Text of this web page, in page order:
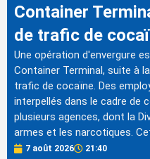
Container
de trafic de
Une opération d'envergure
Container Terminal, suite à
trafic de cocaïne. Des
interpellés dans le cadre de
plusieurs agences, dont la
armes et les narcotiques.
7 août 2026 21:40